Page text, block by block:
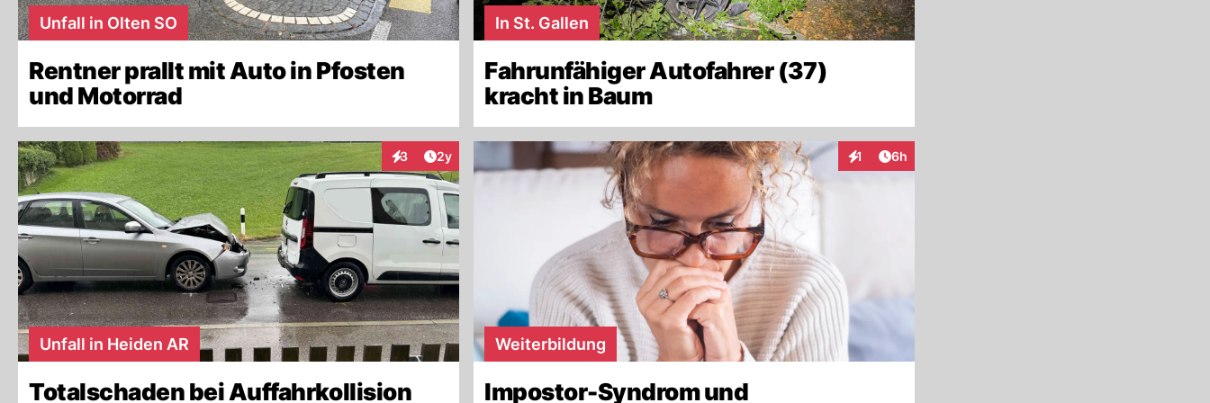
Unfall in Olten SO
Rentner prallt mit Auto in Pfosten
und Motorrad
In St. Gallen
Fahrunfähiger Autofahrer (37)
kracht in Baum
3
InteraktionenArtikel veröffentlicht:
2y
Unfall in Heiden AR
Totalschaden bei Auffahrkollision
1
InteraktionenArtikel veröffentlicht:
6h
Weiterbildung
Impostor-Syndrom und